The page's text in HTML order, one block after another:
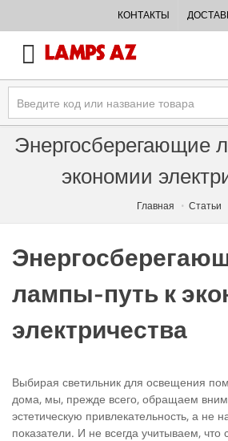
КОНТАКТЫ
Энергосберегающие
экономии
Главная Статьи
лампы-путь к
электричества
Выбирая светильник для освещения
дома, мы, прежде всего, обращаем
эстетическую привлекательность, а не
показатели. И не всегда учитываем, что